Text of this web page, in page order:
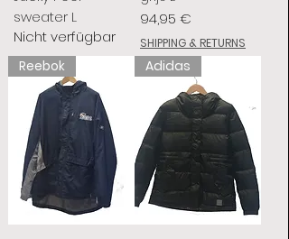
sweater L
Nicht verfügbar
Preis
94,95 €
SHIPPING & RETURNS
Reebok Adidas